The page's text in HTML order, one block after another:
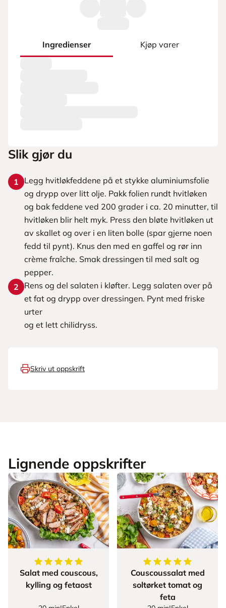
Ingredienser Kjøp varer
Slik gjør du
1
Legg hvitløkfeddene på et stykke aluminiumsfolie
og drypp over litt olje. Pakk folien rundt hvitløken
og bak feddene ved 200 grader i ca. 20 minutter, til
hvitløken blir helt myk. Press den bløte hvitløken ut
av skallet og over i en liten bolle (spar gjerne noen
fedd til pynt). Knus den med en gaffel og rør inn
crème fraîche. Smak dressingen til med salt og
pepper.
2
Rens og del salaten i kløfter. Legg salaten over på
et fat og drypp over dressingen. Pynt med friske
urter
og et lett chilidryss.
Skriv ut oppskrift
Lignende oppskrifter
5av5stjerner
Salat med couscous,
kylling og fetaost
5av5stjerner
Couscoussalat med
soltørket tomat og
feta